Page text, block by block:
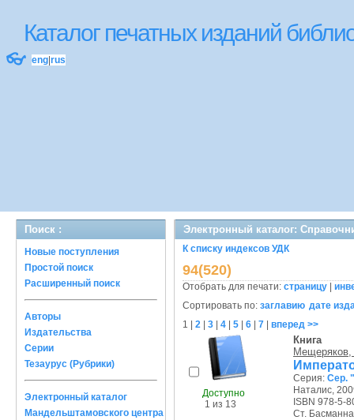
Каталог печатных изданий
👓 eng rus
Поиск :
Новые поступления
Простой поиск
Расширенный поиск
Авторы
Издательства
Серии
Тезаурус (Рубрики)
Электронный каталог
Мандельштамовского центра
Электронный каталог:
К списку индексов УДК
94(520)
Отобрать для печати: страницу
Сортировать по: заглавию дате
1
2 3 4 5 6 7 вперед >>
Доступно
1 из 13
Книга
Серия: Сер.
Наталис,
ISBN 978-5-
Ст.